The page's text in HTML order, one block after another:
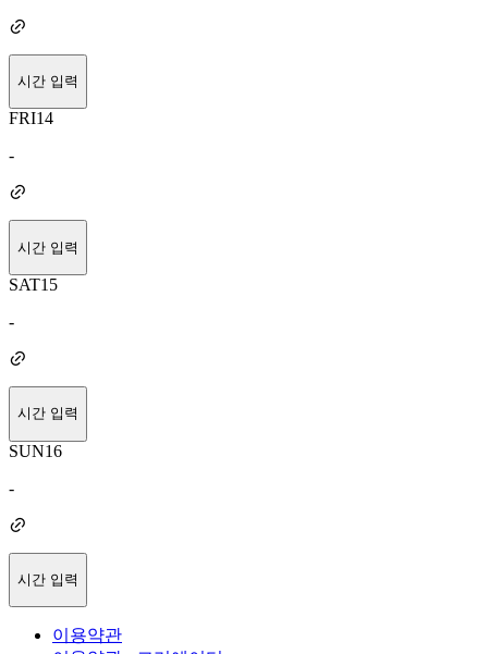
시간 입력
FRI14
-
시간 입력
SAT15
-
시간 입력
SUN16
-
시간 입력
이용약관